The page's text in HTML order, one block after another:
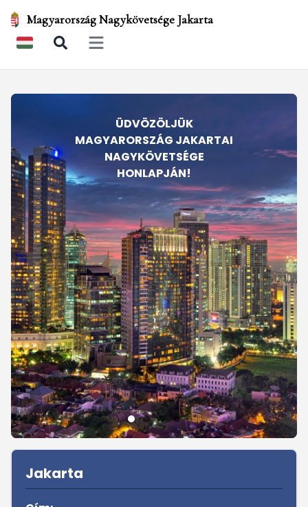
Magyarország Nagykövetsége Jakarta
Open main menu
ÜDVÖZÖLJÜK
MAGYARORSZÁG JAKARTAI
NAGYKÖVETSÉGE
HONLAPJÁN!
Sidebar
Jakarta